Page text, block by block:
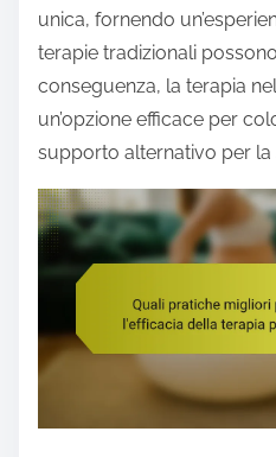
unica, fornendo
terapie tradizionali
conseguenza, la terapia
un’opzione efficace per
supporto alternativo per la